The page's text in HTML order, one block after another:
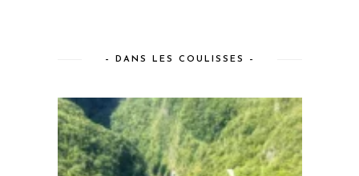
– DANS LES COULISSES –